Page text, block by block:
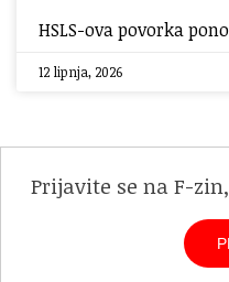
HSLS-ova povorka
12 lipnja, 2026
Prijavite se na F-